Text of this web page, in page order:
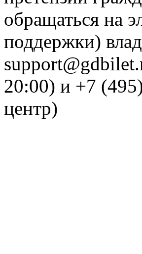
обращаться на
поддержки)
20:00) и +7
центр)